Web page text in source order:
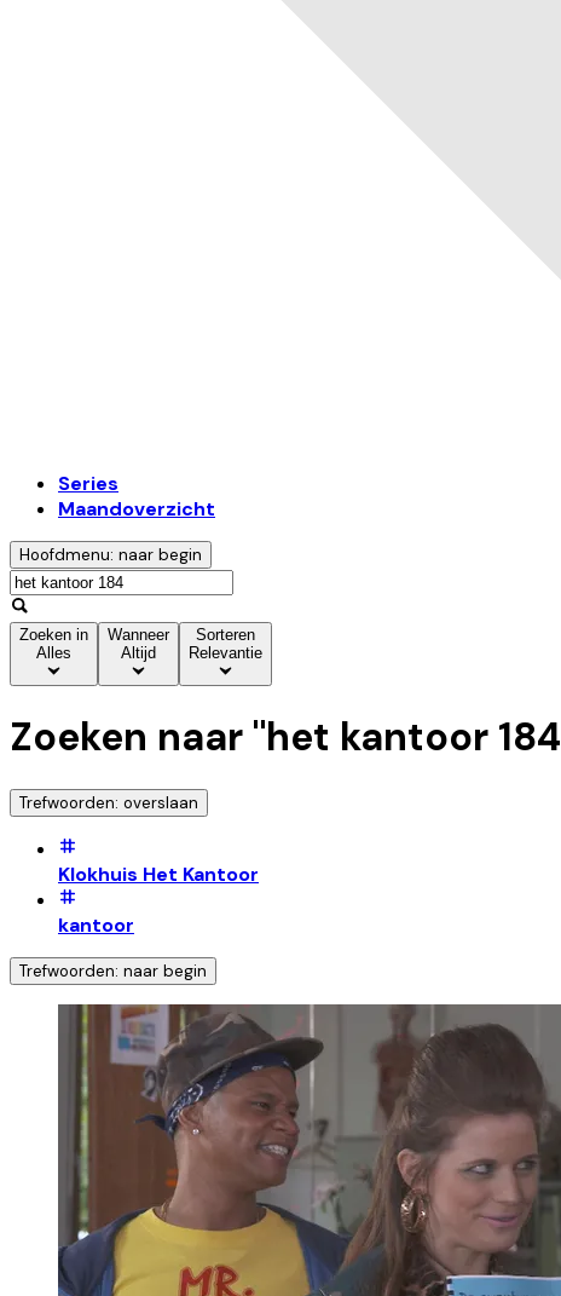
Series
Maandoverzicht
Hoofdmenu: naar begin
Zoeken in
Alles
Wanneer
Altijd
Sorteren
Relevantie
Zoeken naar "het kantoor 184
Trefwoorden: overslaan
Klokhuis Het Kantoor
kantoor
Trefwoorden: naar begin